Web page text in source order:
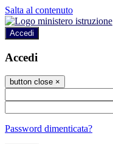
Salta al contenuto
Accedi
Accedi
button close ×
Password dimenticata?